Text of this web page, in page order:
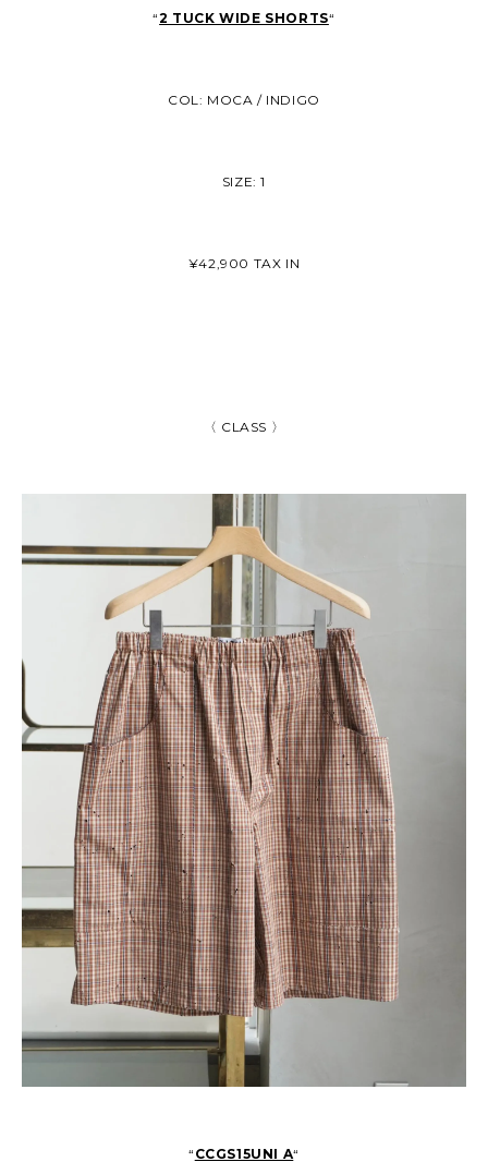
“2 TUCK WIDE SHORTS“
COL: MOCA / INDIGO
SIZE: 1
¥42,900 TAX IN
〈 CLASS 〉
“ CCGS15UNI A“